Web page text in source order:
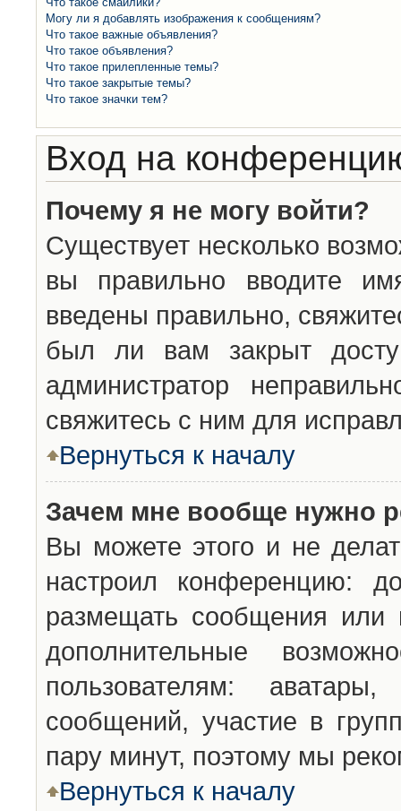
Могу ли я добавлять изображения к сообщениям?
Что такое важные объявления?
Что такое объявления?
Что такое прилепленные темы?
Что такое закрытые темы?
Что такое значки тем?
Вход на
Почему я не могу войти?
Существует несколько
вы правильно вводите
введены правильно,
был ли вам закрыт
администратор
свяжитесь с ним для
Вернуться к началу
Зачем мне вообще нужно
Вы можете этого и не
настроил конференцию:
размещать сообщения или
дополнительные
пользователям:
сообщений, участие в
пару минут, поэтому мы
Вернуться к началу